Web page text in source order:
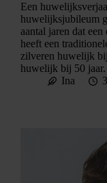
Een
huwelijksjubileum
aantal jaren dat
heeft een
zilveren huwelijk
huwelijk bij 50
Ina